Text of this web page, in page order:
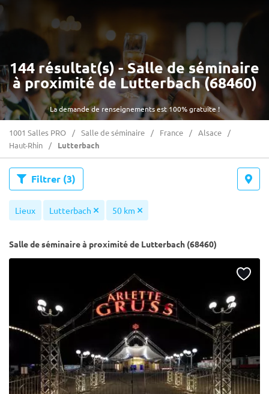
La demande de renseignements est 100% gratuite !
144 résultat(s) - Salle de séminaire
à proximité de Lutterbach (68460)
1001 Salles PRO Salle de séminaire France
Alsace
Haut-Rhin
Lutterbach
Filtrer (3)
Lieux Lutterbach 50 km
Salle de séminaire à proximité de Lutterbach (68460)